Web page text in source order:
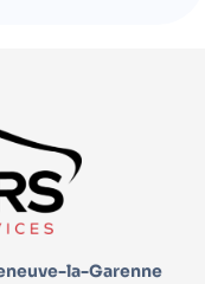
la-Garenne